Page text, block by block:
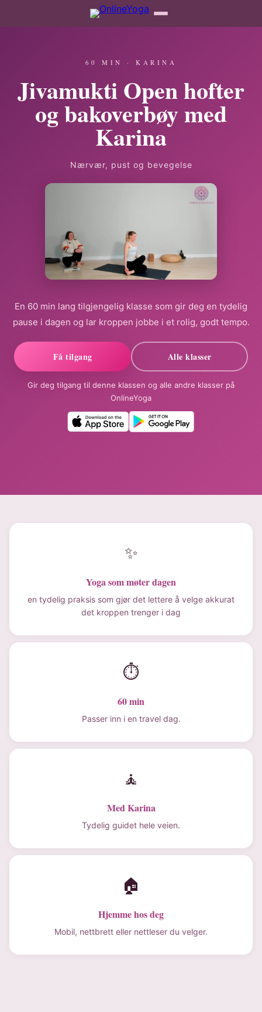
60 MIN · KARINA
Jivamukti Open hofter
og bakoverbøy med
Karina
Nærvær, pust og bevegelse
En 60 min lang tilgjengelig klasse som gir deg en tydelig
pause i dagen og lar kroppen jobbe i et rolig, godt tempo.
Få tilgang Alle klasser
Gir deg tilgang til denne klassen og alle andre klasser på
OnlineYoga
✨
Yoga som møter dagen
en tydelig praksis som gjør det lettere å velge akkurat
det kroppen trenger i dag
⏱
60 min
Passer inn i en travel dag.
🧘
Med Karina
Tydelig guidet hele veien.
🏠
Hjemme hos deg
Mobil, nettbrett eller nettleser du velger.